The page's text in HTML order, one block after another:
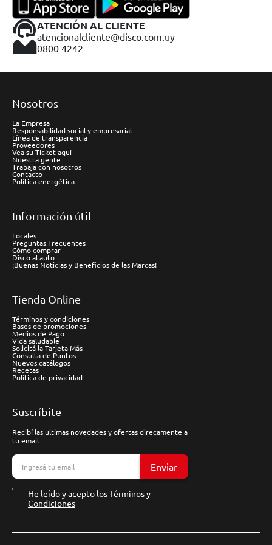
ATENCIÓN AL CLIENTE
atencionalcliente@disco.com.uy
0800 4242
Nosotros
La Empresa
Responsabilidad social y empresarial
Línea de transparencia
Proveedores
Vea su Ticket aquí
Nuestra gente
Trabaja con nosotros
Contacto
Política energética
Información útil
Locales
Preguntas Frecuentes
Cómo comprar
Disco al auto
¡Buenas Noticias y Beneficios de las Marcas!
Tienda Online
Términos y condiciones
Bases de promociones
Medios de Pago
Vida saludable
Solicitá la Tarjeta Más
Consulta de Puntos
Nuevos catálogos
Recetas
Política de privacidad
Suscríbite
Recibí las ultimas novedades y ofertas direcamente a
tu email
Enviar
He leído y acepto losTérminos y
Condiciones